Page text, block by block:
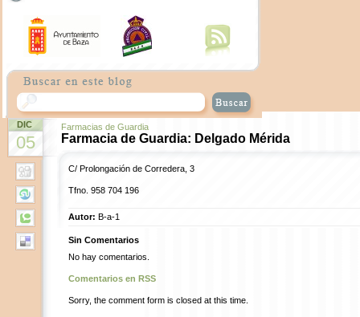
DIC
05
Farmacias de Guardia
Farmacia de Guardia: Delgado Mérida
C/ Prolongación de Corredera, 3
Tfno. 958 704 196
Autor: B-a-1
Sin Comentarios
No hay comentarios.
Comentarios en RSS
Sorry, the comment form is closed at this time.